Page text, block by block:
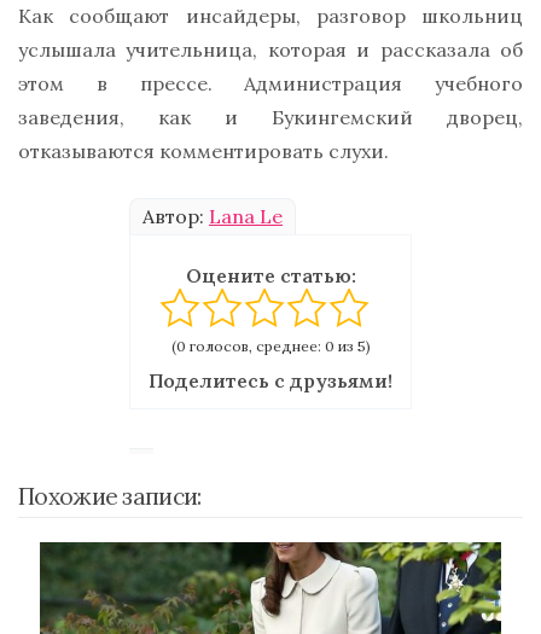
Как сообщают инсайдеры, разговор школьниц
услышала учительница, которая и рассказала об
этом в прессе. Администрация учебного
заведения, как и Букингемский дворец,
отказываются комментировать слухи.
Автор: Lana Le
Оцените статью:
(0 голосов, среднее: 0 из 5)
Поделитесь с друзьями!
Похожие записи: